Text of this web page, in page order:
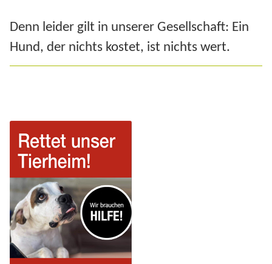
Denn leider gilt in unserer Gesellschaft: Ein
Hund, der nichts kostet, ist nichts wert.